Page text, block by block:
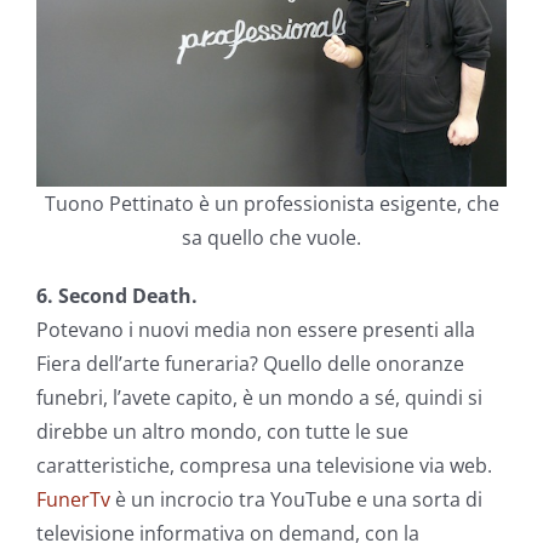
Tuono Pettinato è un professionista esigente, che
sa quello che vuole.
6. Second Death.
Potevano i nuovi media non essere presenti alla
Fiera dell’arte funeraria? Quello delle onoranze
funebri, l’avete capito, è un mondo a sé, quindi si
direbbe un altro mondo, con tutte le sue
caratteristiche, compresa una televisione via web.
FunerTv è un incrocio tra YouTube e una sorta di
televisione informativa on demand, con la